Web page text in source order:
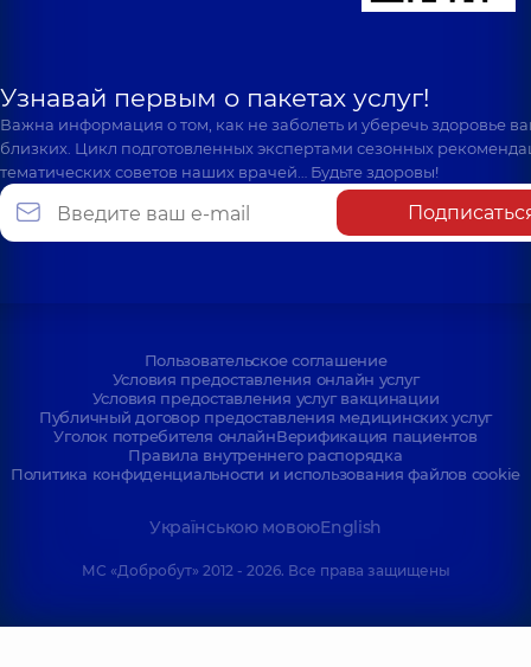
Узнавай первым о пакетах услуг!
Важна информация о том, как не заболеть и уберечь здоровье
близких. Цикл подготовленных экспертами сезонных
тематических советов наших врачей… Будьте здоровы!
Пользовательское соглашение
Условия предоставления онлайн услуг
Условия предоставления услуг вакцинации
Публичный договор предоставления медицинских услуг
Уголок потребителя онлайнВерификация пациентов
Правила внутреннего распорядка
Политика конфиденциальности и использования файлов cookie
Українською мовоюEnglish
МС «Добробут» 2012 - 2026. Все права защищены